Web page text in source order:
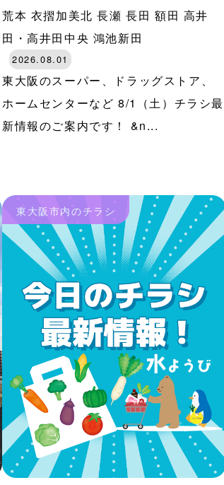
荒本 衣摺加美北 長瀬 長田 額田 高井
田・高井田中央 鴻池新田
2026.08.01
東大阪のスーパー、ドラッグストア、
ホームセンターなど 8/1（土）チラシ最
新情報のご案内です！ &n...
東大阪市内のチラシ